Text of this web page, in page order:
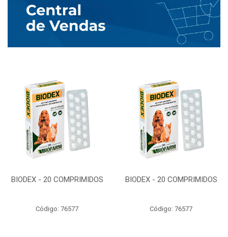
BIODEX - 20 COMPRIMIDOS
Código: 76577
BIODEX - 20 COMPRIMIDOS
Código: 76577